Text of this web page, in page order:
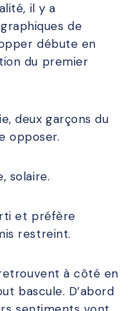
il y a
de
débute en
du premier
deux garçons du
opposer.
solaire.
et préfère
restreint.
à côté en
bascule. D’abord